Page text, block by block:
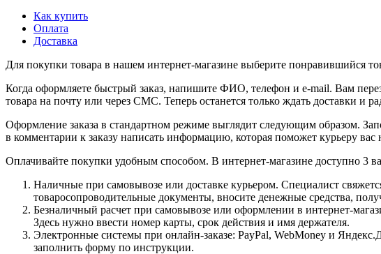
Как купить
Оплата
Доставка
Для покупки товара в нашем интернет-магазине выберите понравившийся
Когда оформляете быстрый заказ, напишите ФИО, телефон и e-mail. Вам
товара на почту или через СМС. Теперь останется только ждать доставки и
Оформление заказа в стандартном режиме выглядит следующим образом.
в комментарии к заказу написать информацию, которая поможет курьеру
Оплачивайте покупки удобным способом. В интернет-магазине доступно 3
Наличные при самовывозе или доставке курьером. Специалист
товаросопроводительные документы, вносите денежные средства,
Безналичный расчет при самовывозе или оформлении в интернет-
Здесь нужно ввести номер карты, срок действия и имя держателя.
Электронные системы при онлайн-заказе: PayPal, WebMoney и
заполнить форму по инструкции.